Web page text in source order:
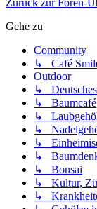
Gehe zu
Community
↳ Café
Outdoor
↳
↳ Baumcafé
↳
↳
↳
↳
↳ Bonsai
↳ Kultur,
↳